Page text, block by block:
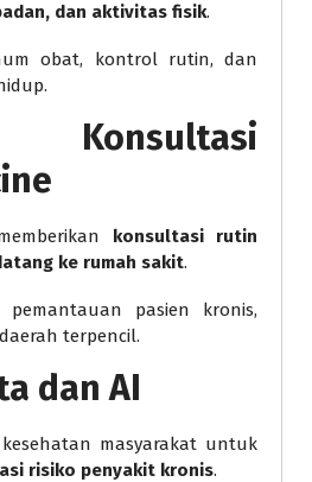
dan aktivitas fisik.
obat, kontrol rutin, dan
konsultasi rutin
ke rumah sakit.
pemantauan pasien kronis,
terpencil.
dan AI
masyarakat untuk
risiko penyakit kronis.